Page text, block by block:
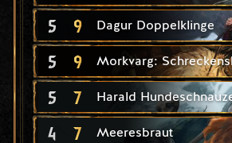
5 9 Dagur Doppelklinge
5 9 Morkvarg:
5 7 Harald
4 7 Meeresbraut